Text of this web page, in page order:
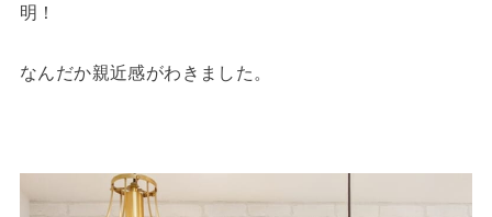
明！
なんだか親近感がわきました。